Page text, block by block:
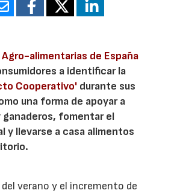
alimentarias de España
a identificar la
Cooperativo' durante sus
una forma de apoyar a
fomentar el
y llevarse a casa alimentos
del verano y el incremento de